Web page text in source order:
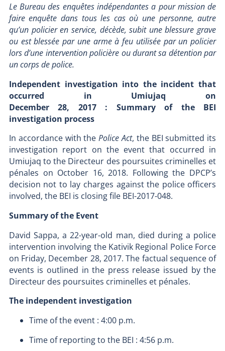
Le Bureau des enquêtes indépendantes a pour mission de
faire enquête dans tous les cas où une personne, autre
qu’un policier en service, décède, subit une blessure grave
ou est blessée par une arme à feu utilisée par un policier
lors d’une intervention policière ou durant sa détention par
un corps de police.
Independent investigation into the incident that
occurred in Umiujaq on
December 28, 2017 : Summary of the BEI
investigation process
In accordance with thePolice Act, the BEI submitted its
investigation report on the event that occurred in
Umiujaq to the Directeur des poursuites criminelles et
pénales on October 16, 2018. Following the DPCP’s
decision not to lay charges against the police officers
involved, the BEI is closing file BEI-2017-048.
Summary of the Event
David Sappa, a 22-year-old man, died during a police
intervention involving the Kativik Regional Police Force
on Friday, December 28, 2017. The factual sequence of
events is outlined in the press release issued by the
Directeur des poursuites criminelles et pénales.
The independent investigation
Time of the event : 4:00 p.m.
Time of reporting to the BEI : 4:56 p.m.